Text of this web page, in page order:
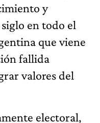
y
en todo el
que viene
fallida
valores del
electoral,